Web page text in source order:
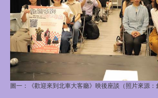
圖一：《歡迎來到北車大客廳》映後座談（照片來源：